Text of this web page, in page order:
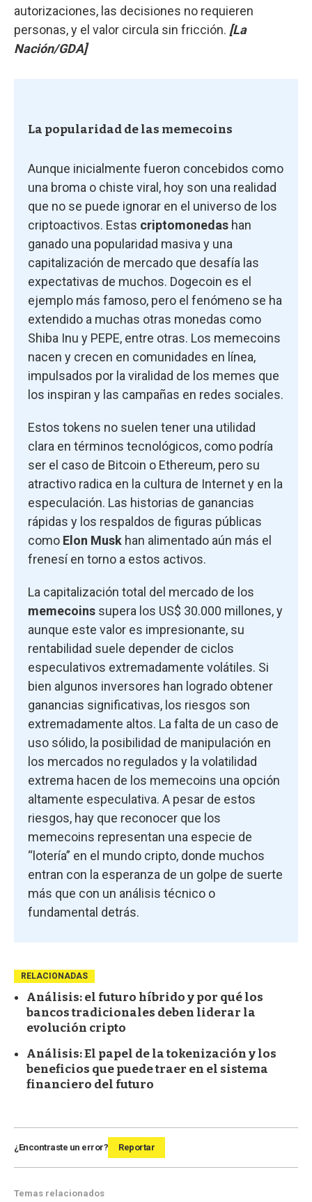
autorizaciones, las decisiones no requieren
personas, y el valor circula sin fricción. [La
Nación/GDA]
La popularidad de las memecoins
Aunque inicialmente fueron concebidos como
una broma o chiste viral, hoy son una realidad
que no se puede ignorar en el universo de los
criptoactivos. Estas criptomonedas han
ganado una popularidad masiva y una
capitalización de mercado que desafía las
expectativas de muchos. Dogecoin es el
ejemplo más famoso, pero el fenómeno se ha
extendido a muchas otras monedas como
Shiba Inu y PEPE, entre otras. Los memecoins
nacen y crecen en comunidades en línea,
impulsados por la viralidad de los memes que
los inspiran y las campañas en redes sociales.
Estos tokens no suelen tener una utilidad
clara en términos tecnológicos, como podría
ser el caso de Bitcoin o Ethereum, pero su
atractivo radica en la cultura de Internet y en la
especulación. Las historias de ganancias
rápidas y los respaldos de figuras públicas
como Elon Musk han alimentado aún más el
frenesí en torno a estos activos.
La capitalización total del mercado de los
memecoins supera los US$ 30.000 millones, y
aunque este valor es impresionante, su
rentabilidad suele depender de ciclos
especulativos extremadamente volátiles. Si
bien algunos inversores han logrado obtener
ganancias significativas, los riesgos son
extremadamente altos. La falta de un caso de
uso sólido, la posibilidad de manipulación en
los mercados no regulados y la volatilidad
extrema hacen de los memecoins una opción
altamente especulativa. A pesar de estos
riesgos, hay que reconocer que los
memecoins representan una especie de
“lotería” en el mundo cripto, donde muchos
entran con la esperanza de un golpe de suerte
más que con un análisis técnico o
fundamental detrás.
RELACIONADAS
Análisis: el futuro híbrido y por qué los
bancos tradicionales deben liderar la
evolución cripto
Análisis: El papel de la tokenización y los
beneficios que puede traer en el sistema
financiero del futuro
¿Encontraste un error? Reportar
Temas relacionados